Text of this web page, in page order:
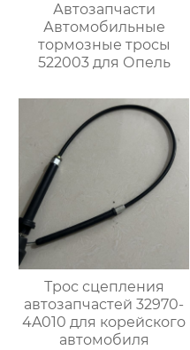
Автозапчасти
Автомобильные
тормозные тросы
522003 для Опель
Трос сцепления
автозапчастей 32970-
4A010 для корейского
автомобиля